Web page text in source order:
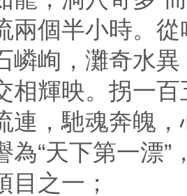
兩個半小時。
嶙峋，灘奇水
相輝映。拐一
連，馳魂奔魄
為“天下第一漂
目之一；